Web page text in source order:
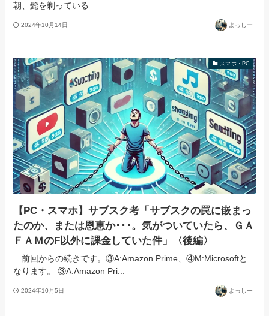
朝、髭を剃っている...
2024年10月14日 よっしー
スマホ・PC
【PC・スマホ】サブスク考「サブスクの罠に嵌まっ
たのか、または恩恵か･･･。気がついていたら、ＧＡ
ＦＡＭのF以外に課金していた件」〈後編〉
前回からの続きです。③A:Amazon Prime、④M:Microsoftと
なります。 ③A:Amazon Pri...
2024年10月5日 よっしー